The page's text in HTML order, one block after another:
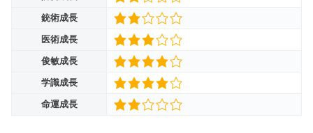
銃術成長
医術成長
俊敏成長
学識成長
命運成長